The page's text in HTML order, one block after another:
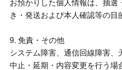
お預かりした個人情報は、抽選
き・発送および本人確認等の目
9. 免責・その他
システム障害、通信回線障害、
中止・延期・内容変更を行う場